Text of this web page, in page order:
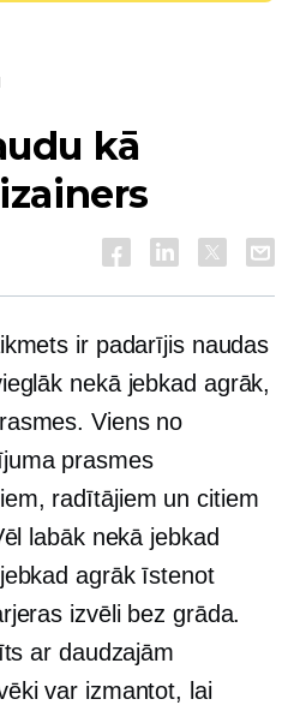
kā
ir padarījis naudas
nekā jebkad agrāk,
Viens no
prasmes
radītājiem un citiem
labāk nekā jebkad
agrāk īstenot
izvēli bez grāda.
ar daudzajām
var izmantot, lai